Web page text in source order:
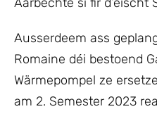
Ausserdeem ass
Romaine déi bestoend
Wärmepompel ze
am 2. Semester 2023